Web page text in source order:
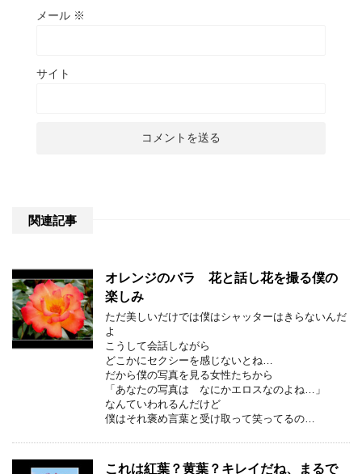
メール ※
サイト
関連記事
オレンジのバラ 花と話し花を撮る僕の
楽しみ
ただ美しいだけでは僕はシャッターはきらないんだ
よ
こうして会話しながら
どこかにセクシーを感じないとね…
だから僕の写真を見る女性たちから
「あなたの写真は なにかエロスなのよね…」
なんていわれるんだけど
僕はそれ褒め言葉と受け取って笑ってるの…
これは紅葉？黄葉？キレイだね、まるで